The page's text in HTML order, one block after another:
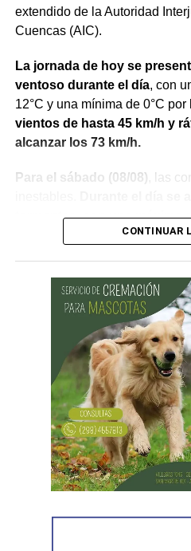
Posteriormente, el inmueble
intervención del Gabinete de
las pericias correspondientes.
encontrados quedaron bajo
procedencia.
Por disposición de la Fiscalía
robo.
extendido de la Autoridad
Cuencas (AIC).
La jornada de hoy se
ventoso durante el día, con
12°C y una mínima de 0°C por
vientos de hasta 45 km/h y
alcanzar los 73 km/h.
Para el sábado (08/08) , las
tormentas, con una máxima
. El viento alcanzará los
El domingo (09/08)
condiciones meteorológicas
mayormente despejado
noche. La temperatura
y una mínima de -3°C.
El lunes (10/08) regresará la
cubierto y temperaturas entre
Para el martes (11/08), el
mayormente cubierto durante
despejado por la noche, con
CONTINUAR